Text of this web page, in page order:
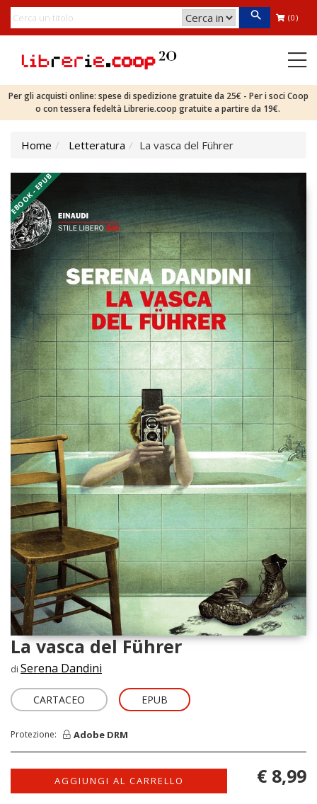
(0)
Per gli acquisti online: spese di spedizione gratuite da 25€ - Per i soci Coop
o con tessera fedeltà Librerie.coop gratuite a partire da 19€.
Home Letteratura La vasca del Führer
EBOOK - EPUB
La vasca del Führer
di Serena Dandini
CARTACEO EPUB
Protezione: Adobe DRM
AGGIUNGI AL CARRELLO € 8,99